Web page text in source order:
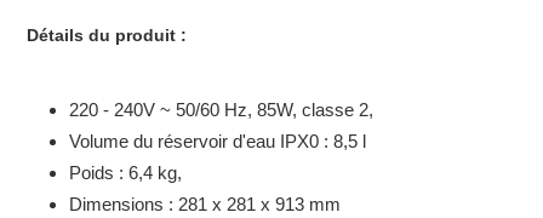
Détails du produit :
220 - 240V ~ 50/60 Hz, 85W, classe 2,
Volume du réservoir d'eau IPX0 : 8,5 l
Poids : 6,4 kg,
Dimensions : 281 x 281 x 913 mm